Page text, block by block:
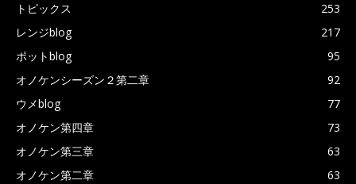
トピックス
253
レンジblog
217
ポットblog
95
オノケンシーズン２第二章
92
ウメblog
77
オノケン第四章
73
オノケン第三章
63
オノケン第二章
63